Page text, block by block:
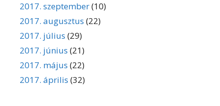
2017. szeptember(10)
2017. augusztus (22)
2017. július (29)
2017. június (21)
2017. május (22)
2017. április (32)